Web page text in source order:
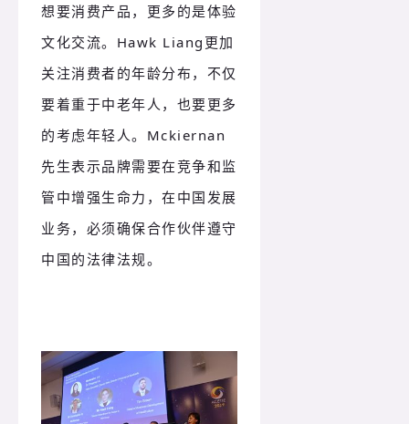
想要消费产品，更多的是体验
文化交流。Hawk Liang更加
关注消费者的年龄分布，不仅
要着重于中老年人，也要更多
的考虑年轻人。Mckiernan
先生表示品牌需要在竞争和监
管中增强生命力，在中国发展
业务，必须确保合作伙伴遵守
中国的法律法规。